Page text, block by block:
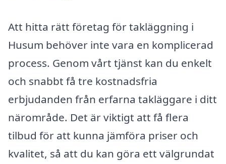
Att hitta rätt företag för takläggning i
Husum behöver inte vara en komplicerad
process. Genom vårt tjänst kan du enkelt
och snabbt få tre kostnadsfria
erbjudanden från erfarna takläggare i ditt
närområde. Det är viktigt att få flera
tilbud för att kunna jämföra priser och
kvalitet, så att du kan göra ett välgrundat